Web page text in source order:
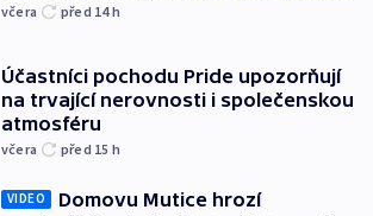
včera před 14h
Účastníci pochodu Pride upozorňují
na trvající nerovnosti i společenskou
atmosféru
včera před 15 h
VIDEO
Domovu Mutice hrozí